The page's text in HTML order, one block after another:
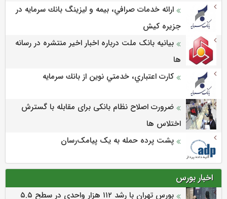
ارائه خدمات صرافي، بيمه و ليزينگ بانك سرمايه در
جزيره كيش
بیانیه بانک ملت درباره اخبار اخیر منتشره در رسانه
ها
كارت اعتباري، خدمتي نوين از بانك سرمايه
ضرورت اصلاح نظام بانکی برای مقابله با گسترش
اختلاس ها
پشت پرده حمله به یک پیامک‌رسان
اخبار بورس
بورس تهران با رشد ۱۱۲ هزار واحدی در سطح ۵.۵